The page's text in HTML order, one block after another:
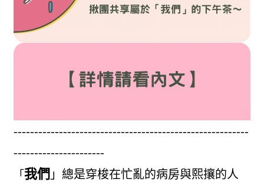
---------------------------------------------------------
----------------------
「 我們 」總是穿梭在忙亂的病房與熙攘的人